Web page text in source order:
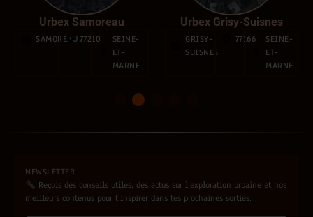
Urbex Samoreau
SAMOREAU77210
SEINE-
ET-
MARNE
Urbex Grisy-Suisnes
GRISY-
SUISNES
77166
SEINE-
ET-
MARNE
4
NEWSLETTER
Reçois des conseils utiles, des actus sur l’exploration urbaine et nos
meilleurs contenus pour t’inspirer dans tes prochaines sorties.